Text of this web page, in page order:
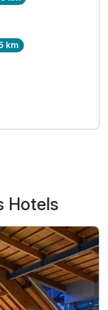
km
Hotels